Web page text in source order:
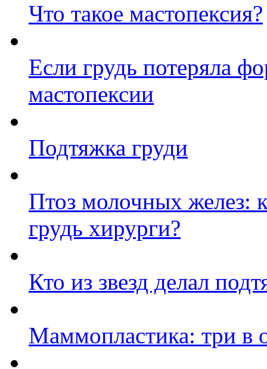
Что такое мастопексия?
Если грудь потеряла
мастопексии
Подтяжка груди
Птоз молочных желез:
грудь хирурги?
Кто из звезд делал
Маммопластика: три в